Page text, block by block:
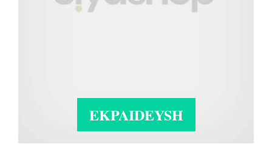
EKPAIDEYSH